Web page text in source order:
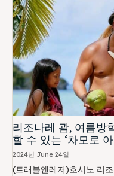
리조나레 괌, 여름방
할 수 있는 ‘차모로
2024년 June 24일
(트래블앤레저)호시노 리